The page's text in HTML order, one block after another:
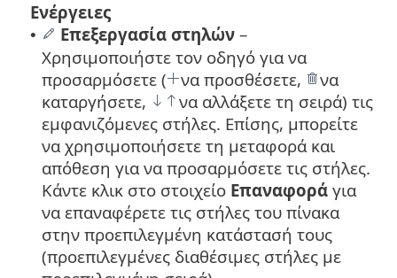
Ενέργειες
• Επεξεργασία στηλών –
Χρησιμοποιήστε τον οδηγό για να
προσαρμόσετε (
να προσθέσετε,
να
καταργήσετε,
να αλλάξετε τη σειρά) τις
εμφανιζόμενες στήλες. Επίσης, μπορείτε
να χρησιμοποιήσετε τη μεταφορά και
απόθεση για να προσαρμόσετε τις στήλες.
Κάντε κλικ στο στοιχείο Επαναφορά για
να επαναφέρετε τις στήλες του πίνακα
στην προεπιλεγμένη κατάστασή τους
(προεπιλεγμένες διαθέσιμες στήλες με